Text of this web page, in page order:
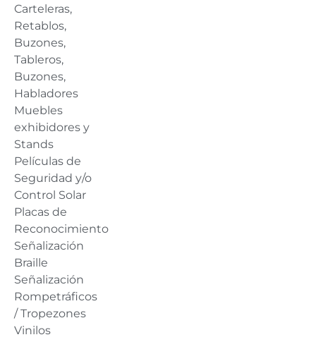
Carteleras,
Retablos,
Buzones,
Tableros,
Buzones,
Habladores
Muebles
exhibidores y
Stands
Películas de
Seguridad y/o
Control Solar
Placas de
Reconocimiento
Señalización
Braille
Señalización
Rompetráficos
/ Tropezones
Vinilos